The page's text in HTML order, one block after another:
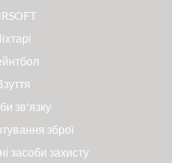
зв'язку
зброї
засоби захисту